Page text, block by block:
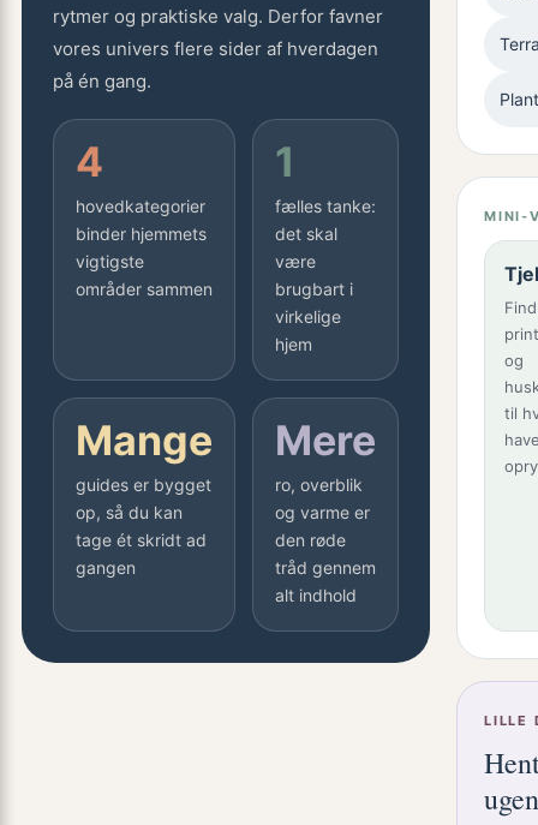
rytmer og praktiske valg. Derfor favner
vores univers flere sider af hverdagen
på én gang.
4
hovedkategorier
binder hjemmets
vigtigste
områder sammen
1
fælles tanke:
det skal
være
brugbart i
virkelige
hjem
Mange
guides er bygget
op, så du kan
tage ét skridt ad
gangen
Mere
ro, overblik
og varme er
den røde
tråd gennem
alt indhold
MINI-
Find
og
til
LILLE